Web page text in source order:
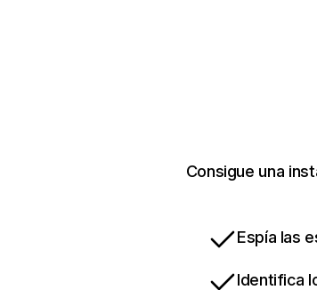
Consigue una
Espía las
Identifica